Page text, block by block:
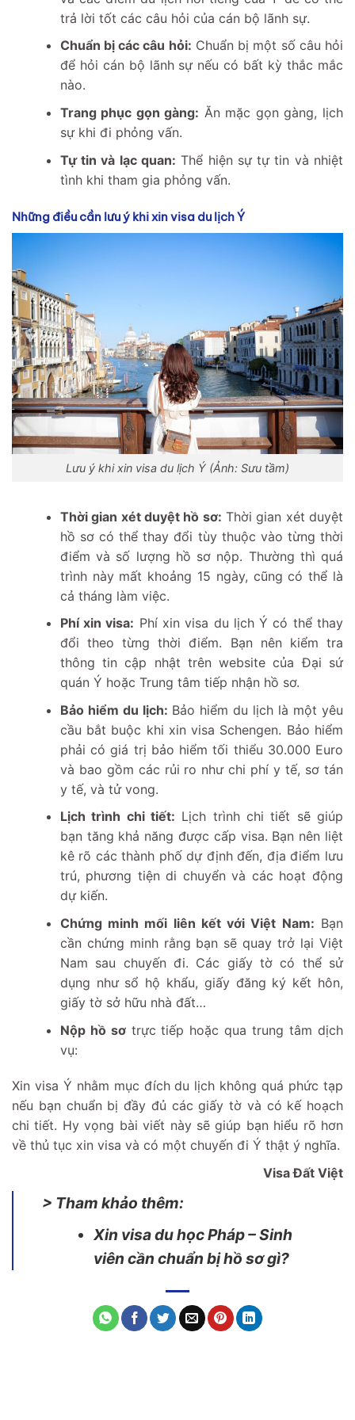
trả lời tốt các câu hỏi của cán bộ lãnh sự.
Chuẩn bị các câu hỏi: Chuẩn bị một số câu hỏi
để hỏi cán bộ lãnh sự nếu có bất kỳ thắc mắc
nào.
Trang phục gọn gàng: Ăn mặc gọn gàng, lịch
sự khi đi phỏng vấn.
Tự tin và lạc quan: Thể hiện sự tự tin và nhiệt
tình khi tham gia phỏng vấn.
Những điều cần lưu ý khi xin visa du lịch Ý
Lưu ý khi xin visa du lịch Ý (Ảnh: Sưu tầm)
Thời gian xét duyệt hồ sơ: Thời gian xét duyệt
hồ sơ có thể thay đổi tùy thuộc vào từng thời
điểm và số lượng hồ sơ nộp. Thường thì quá
trình này mất khoảng 15 ngày, cũng có thể là
cả tháng làm việc.
Phí xin visa: Phí xin visa du lịch Ý có thể thay
đổi theo từng thời điểm. Bạn nên kiểm tra
thông tin cập nhật trên website của Đại sứ
quán Ý hoặc Trung tâm tiếp nhận hồ sơ.
Bảo hiểm du lịch: Bảo hiểm du lịch là một yêu
cầu bắt buộc khi xin visa Schengen. Bảo hiểm
phải có giá trị bảo hiểm tối thiểu 30.000 Euro
và bao gồm các rủi ro như chi phí y tế, sơ tán
y tế, và tử vong.
Lịch trình chi tiết: Lịch trình chi tiết sẽ giúp
bạn tăng khả năng được cấp visa. Bạn nên liệt
kê rõ các thành phố dự định đến, địa điểm lưu
trú, phương tiện di chuyển và các hoạt động
dự kiến.
Chứng minh mối liên kết với Việt Nam: Bạn
cần chứng minh rằng bạn sẽ quay trở lại Việt
Nam sau chuyến đi. Các giấy tờ có thể sử
dụng như sổ hộ khẩu, giấy đăng ký kết hôn,
giấy tờ sở hữu nhà đất…
Nộp hồ sơtrực tiếp hoặc qua trung tâm dịch
vụ:
Xin visa Ý nhằm mục đích du lịch không quá phức tạp
nếu bạn chuẩn bị đầy đủ các giấy tờ và có kế hoạch
chi tiết. Hy vọng bài viết này sẽ giúp bạn hiểu rõ hơn
về thủ tục xin visa và có một chuyến đi Ý thật ý nghĩa.
Visa Đất Việt
> Tham khảo thêm:
Xin visa du học Pháp – Sinh
viên cần chuẩn bị hồ sơ gì?